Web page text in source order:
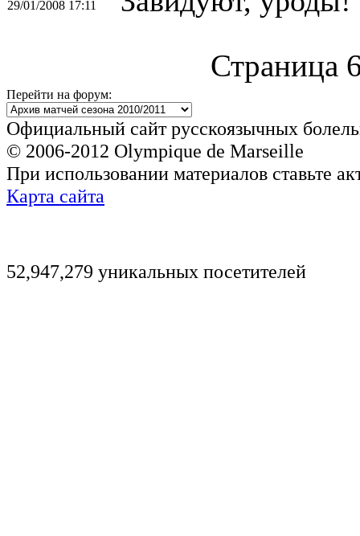
29/01/2008 17:11
Страница
Перейти на форум:
Официальный сайт русскоязычных
© 2006-2012 Olympique de Marseille
При использовании материалов ставьте
Карта сайта
52,947,279 уникальных посетителей